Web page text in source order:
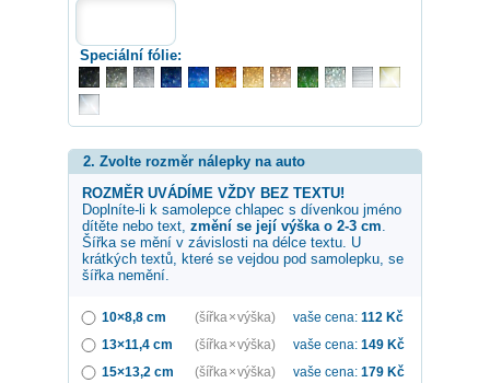
Speciální fólie:
2. Zvolte rozměr nálepky na auto
ROZMĚR UVÁDÍME VŽDY BEZ TEXTU!
Doplníte-li k samolepce chlapec s dívenkou jméno
dítěte nebo text, změní se její výška o 2-3 cm.
Šířka se mění v závislosti na délce textu. U
krátkých textů, které se vejdou pod samolepku, se
šířka nemění.
10×8,8 cm (šířka × výška) vaše cena: 112 Kč
13×11,4 cm
(šířka × výška) vaše cena: 149 Kč
15×13,2 cm
(šířka × výška) vaše cena: 179 Kč